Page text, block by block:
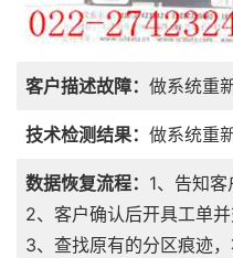
客户描述故障： 做系统重
技术检测结果： 做系统重
数据恢复流程： 1、告知客
2、客户确认后开具工单并
3、查找原有的分区痕迹